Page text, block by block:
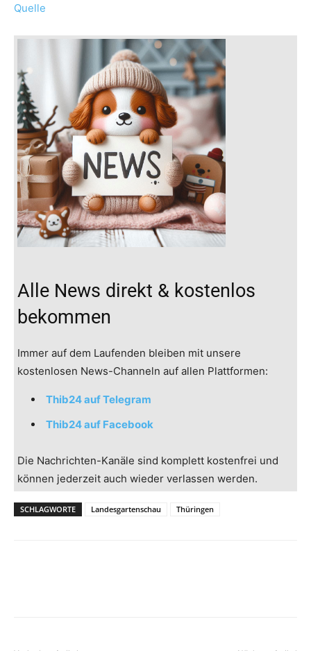
Quelle
Alle News direkt & kostenlos
bekommen
Immer auf dem Laufenden bleiben mit unsere
kostenlosen News-Channeln auf allen Plattformen:
Thib24 auf Telegram
Thib24 auf Facebook
Die Nachrichten-Kanäle sind komplett kostenfrei und
können jederzeit auch wieder verlassen werden.
SCHLAGWORTE Landesgartenschau Thüringen